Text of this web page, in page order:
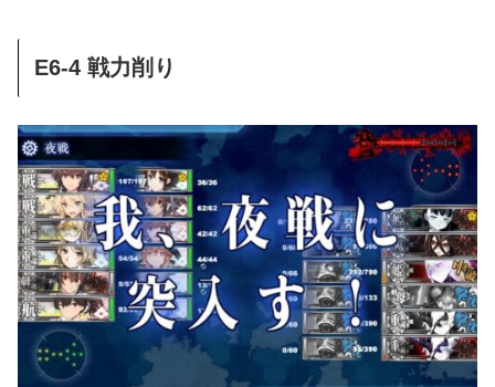
E6-4 戦力削り